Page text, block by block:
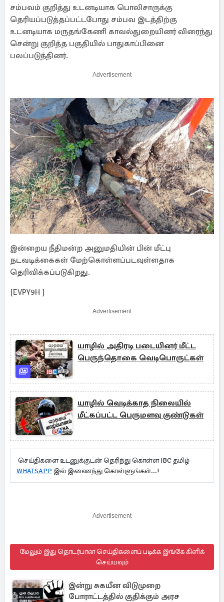
சம்பவம் குறித்து உடனடியாக பொலிசாருக்கு
தெரியப்படுத்தப்பட்டபோது சம்பவ இடத்திற்கு
உடனடியாக மருதங்கேணி காவல்துறையினர் விரைந்து
சென்று குறித்த பகுதியில் பாதுகாப்பினை
பலப்படுத்தினர்.
Advertisement
இன்றைய நீதிமன்ற அனுமதியின் பின் மீட்பு
நடவடிக்கைகள் மேற்கொள்ளப்படவுள்ளதாக
தெரிவிக்கப்படுகிறது.
[EVPY9H ]
Advertisement
யாழில் அதிரடி படையினர் மீட்ட
பெருந்தொகை வெடிபொருட்கள்
யாழில் வெடிக்காத நிலையில்
மீட்கப்பட்ட பெருமளவு குண்டுகள்
செய்திகளை உடனுக்குடன் தெரிந்து கொள்ள IBC தமிழ்
WHATSAPP இல் இணைந்து கொள்ளுங்கள்...!
Advertisement
மேலும் இது தொடர்பான செய்திகளைப் படிக்க இங்கே கிளிக்
செய்யவும்
இன்று சுகயீன விடுமுறை
போராட்டத்தில் குதிக்கும் அரச